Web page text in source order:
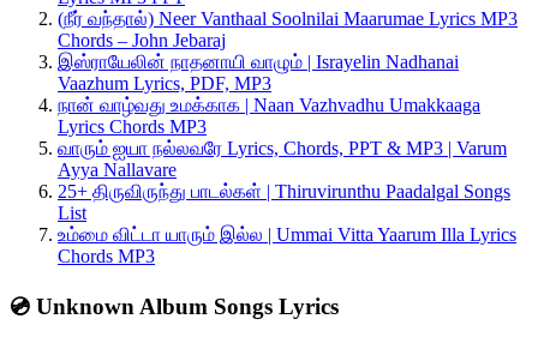
(நீர் வந்தால்) Neer Vanthaal Soolnilai Maarumae Lyrics MP3
Chords – John Jebaraj
இஸ்ராயேலின் நாதனாயி வாழும் | Israyelin Nadhanai
Vaazhum Lyrics, PDF, MP3
நான் வாழ்வது உமக்காக | Naan Vazhvadhu Umakkaaga
Lyrics Chords MP3
வாரும் ஐயா நல்லவரே Lyrics, Chords, PPT & MP3 | Varum
Ayya Nallavare
25+ திருவிருந்து பாடல்கள் | Thiruvirunthu Paadalgal Songs
List
உம்மை விட்டா யாரும் இல்ல | Ummai Vitta Yaarum Illa Lyrics
Chords MP3
💿 Unknown Album Songs Lyrics